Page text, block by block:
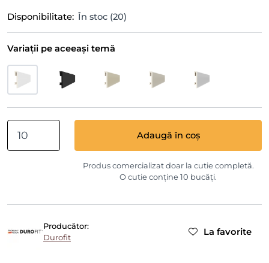
Disponibilitate: În stoc (20)
Variații pe aceeași temă
Adaugă în coș
Produs comercializat doar la cutie completă.
O cutie conține 10 bucăți.
Producător:
Durofit
La favorite